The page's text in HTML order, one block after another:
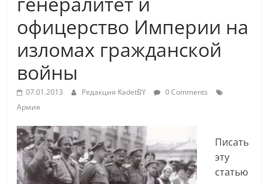
офицерство Империи на
изломах гражданской
войны
07.01.2013 Редакция KadetBY
0 Comments
Армия
Писать
эту
статью